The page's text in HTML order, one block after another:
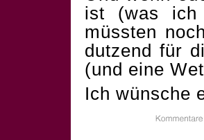
ist (was ich
müssten
dutzend für
(und eine
Ich wünsche